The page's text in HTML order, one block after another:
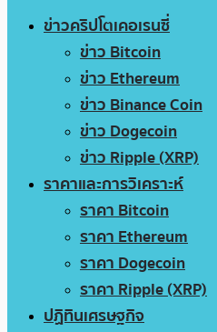
ข่าวคริปโตเคอเรนซี่
ข่าว Bitcoin
ข่าว Ethereum
ข่าว Binance Coin
ข่าว Dogecoin
ข่าว Ripple (XRP)
ราคาและการวิเคราะห์
ราคา Bitcoin
ราคา Ethereum
ราคา Dogecoin
ราคา Ripple (XRP)
ปฏิทินเศรษฐกิจ